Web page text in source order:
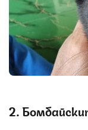
2.